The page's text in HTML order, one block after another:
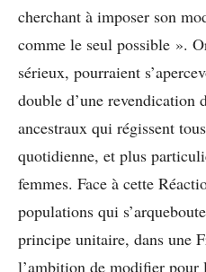
cherchant à imposer son
comme le seul possible ».
sérieux, pourraient
double d’une revendication
ancestraux qui régissent
quotidienne, et plus
femmes. Face à cette
populations qui
principe unitaire, dans une
l’ambition de modifier pour